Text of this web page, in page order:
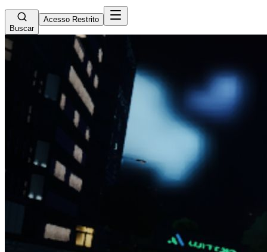
Buscar
Acesso Restrito